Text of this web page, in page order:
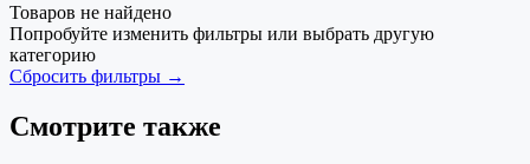
Товаров не найдено
Попробуйте изменить фильтры или выбрать другую
категорию
Сбросить фильтры →
Смотрите также